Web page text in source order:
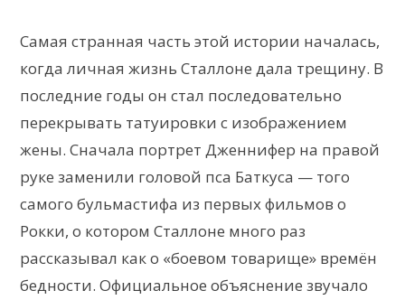
Самая странная часть этой истории началась,
когда личная жизнь Сталлоне дала трещину. В
последние годы он стал последовательно
перекрывать татуировки с изображением
жены. Сначала портрет Дженнифер на правой
руке заменили головой пса Баткуса — того
самого бульмастифа из первых фильмов о
Рокки, о котором Сталлоне много раз
рассказывал как о «боевом товарище» времён
бедности. Официальное объяснение звучало